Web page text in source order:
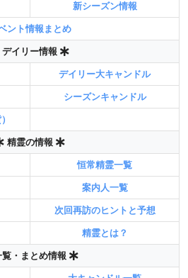
新シーズン情報
ント情報まとめ
デイリー情報
デイリー大キャンドル
シーズンキャンドル
精霊の情報
恒常精霊一覧
案内人一覧
次回再訪のヒントと予想
精霊とは？
覧・まとめ情報